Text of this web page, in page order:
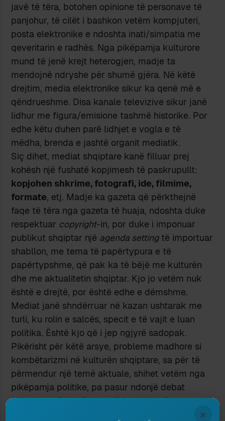
javë të tëra, botohen opinione të personave të
panjohur, të cilët i bashkon vetëm kompjuteri,
posta elektronike e ndoshta inati/simpatia me
qeveritarin e radhës. Nga pikëpamja kulturore
mund të jenë krejt heterogjen, madje ta
mendojnë ndryshe për shumë gjëra. Në këtë
drejtim, media elektronike sikur ka qenë më e
qëndrueshme. Disa kanale televizive sikur janë
lidhur me figura/emisione tashmë historike. Por
edhe këtu duhen parë lidhjet e vogla e të
mëdha, brenda e jashtë organit mediatik.
Siç dihet, mediat shqiptare kanë filluar prej
kohësh një fushatë kopjimesh të paskrupullt:
kopjohen shkrime, fotografi, ide, filmime,
formate, etj. Madje ka gazeta që përkthejnë
faqe të tëra nga gazeta të huaja, ndoshta duke
respektuar copyright-in, por duke i imponuar
publikut shqiptar një agenda settingtë importuar
shabllon, me tema të papërtypura e të
papërtypshme, që pak ka të bëjë me kulturën
dhe me aktualitetin shqiptar. Kjo jo vetëm nuk
është e drejtë, por është edhe e dëmshme.
Mediat janë shndërruar në kazan ushtarak me
turli, ku rolin e salcës, specit e të vajit e luan
politika. Është kjo që i jep ngjyrë sadopak.
Pikërisht për këtë arsye, probleme madhore si
kombëtarizmi në kulturën shqiptare, sa për të
përmendur një temë aktuale, shihet vetëm nga
pikëpamja politike, pa pasur ndonjë debat
kulturor serioz, që normalisht duhet t’i zaptonte
×